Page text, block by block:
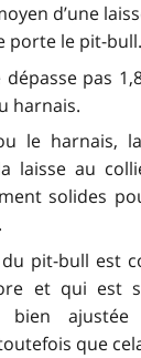
d’une
porte le pit-bull.
dépasse pas
harnais.
le harnais,
laisse au
solides
pit-bull est
et qui est
bien
que